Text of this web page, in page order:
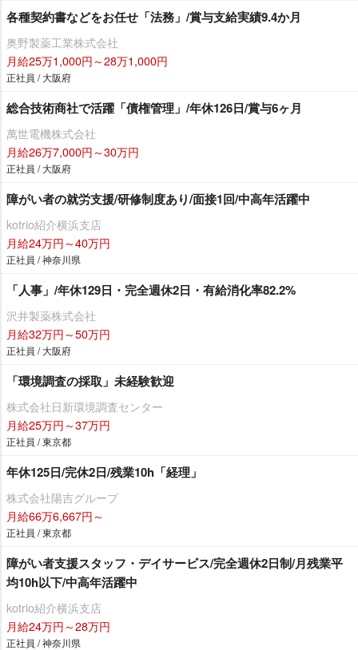
各種契約書などをお任せ「法務」/賞与支給実績9.4か月
奥野製薬工業株式会社
月給25万1,000円～28万1,000円
正社員 / 大阪府
総合技術商社で活躍「債権管理」/年休126日/賞与6ヶ月
萬世電機株式会社
月給26万7,000円～30万円
正社員 / 大阪府
障がい者の就労支援/研修制度あり/面接1回/中高年活躍中
kotrio紹介横浜支店
月給24万円～40万円
正社員 / 神奈川県
「人事」/年休129日・完全週休2日・有給消化率82.2%
沢井製薬株式会社
月給32万円～50万円
正社員 / 大阪府
「環境調査の採取」未経験歓迎
株式会社日新環境調査センター
月給25万円～37万円
正社員 / 東京都
年休125日/完休2日/残業10h「経理」
株式会社陽吉グループ
月給66万6,667円～
正社員 / 東京都
障がい者支援スタッフ・デイサービス/完全週休2日制/月残業平
均10h以下/中高年活躍中
kotrio紹介横浜支店
月給24万円～28万円
正社員 / 神奈川県